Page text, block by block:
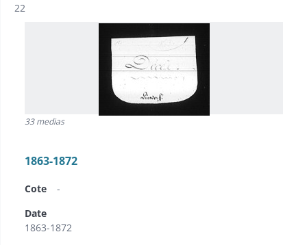
Résultat n°
22
33 medias
1863-1872
Cote
-
Date
1863-1872